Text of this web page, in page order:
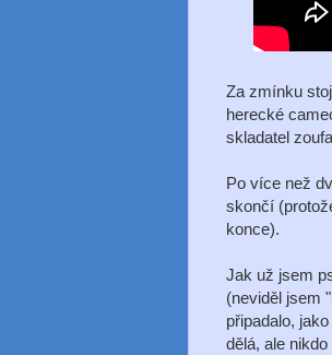
Za zmínku
herecké
skladatel
Po více než
skončí
konce).
Jak už jsem
(neviděl jsem
připadalo,
dělá, ale